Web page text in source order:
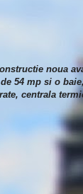
noua
54 mp si o
centrala